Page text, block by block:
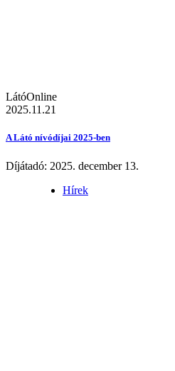
LátóOnline
2025.11.21
A Látó nívódíjai 2025-ben
Díjátadó: 2025. december 13.
Hírek